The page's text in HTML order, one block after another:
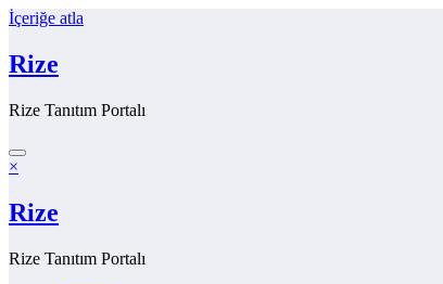
İçeriğe atla
Rize
Rize Tanıtım Portalı
×
Rize
Rize Tanıtım Portalı